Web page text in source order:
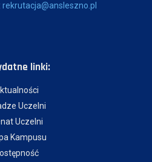
rekrutacja@ansleszno.pl
linki:
Uczelni
Uczelni
Kampusu